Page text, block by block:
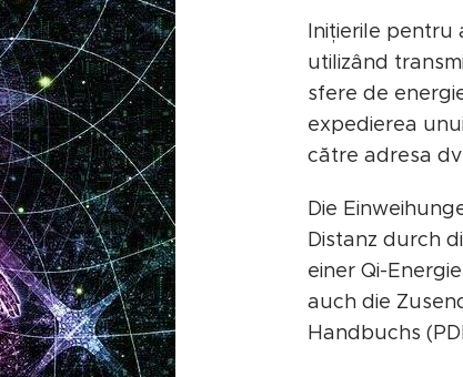
Inițierile pentru
utilizând
sfere de
expedierea
către adresa
Die
Distanz durch
einer Qi-
auch die
Handbuchs